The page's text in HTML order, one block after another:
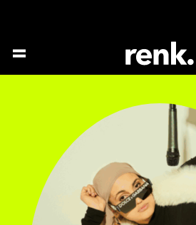
KUNST & DESIGN
MUSIK & TANZ
KEINE AUSWAHL